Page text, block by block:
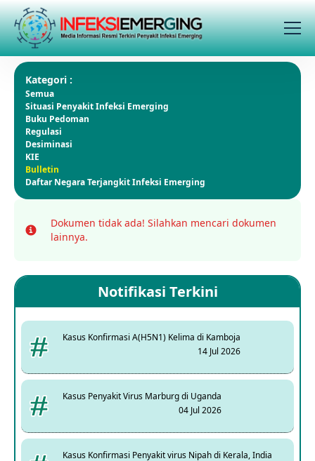
Kategori :
Semua
Situasi Penyakit Infeksi Emerging
Buku Pedoman
Regulasi
Desiminasi
KIE
Bulletin
Daftar Negara Terjangkit Infeksi Emerging
Info
Dokumen tidak ada! Silahkan mencari dokumen
lainnya.
Notifikasi Terkini
Kasus Konfirmasi A(H5N1) Kelima di Kamboja
14 Jul 2026
Kasus Penyakit Virus Marburg di Uganda
04 Jul 2026
Kasus Konfirmasi Penyakit virus Nipah di Kerala, India